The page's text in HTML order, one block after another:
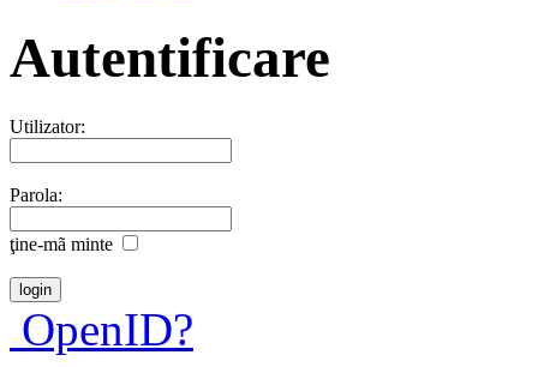
Autentificare
Utilizator:
Parola:
ţine-mã minte
OpenID?